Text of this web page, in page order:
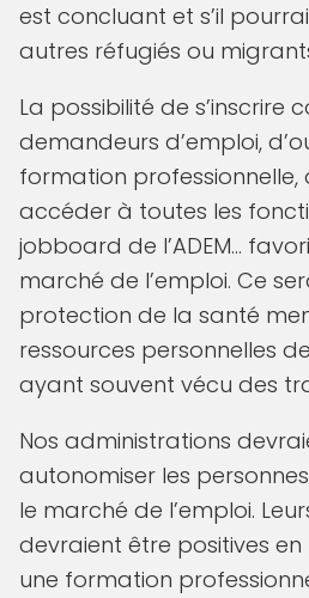
est concluant et s’il
autres réfugiés ou
La possibilité de s’inscrire
demandeurs d’emploi,
formation professionnelle,
accéder à toutes les
jobboard de l’ADEM…
marché de l’emploi. Ce
protection de la santé
ressources personnelles
ayant souvent vécu des
Nos administrations
autonomiser les
le marché de l’emploi.
devraient être positives
une formation